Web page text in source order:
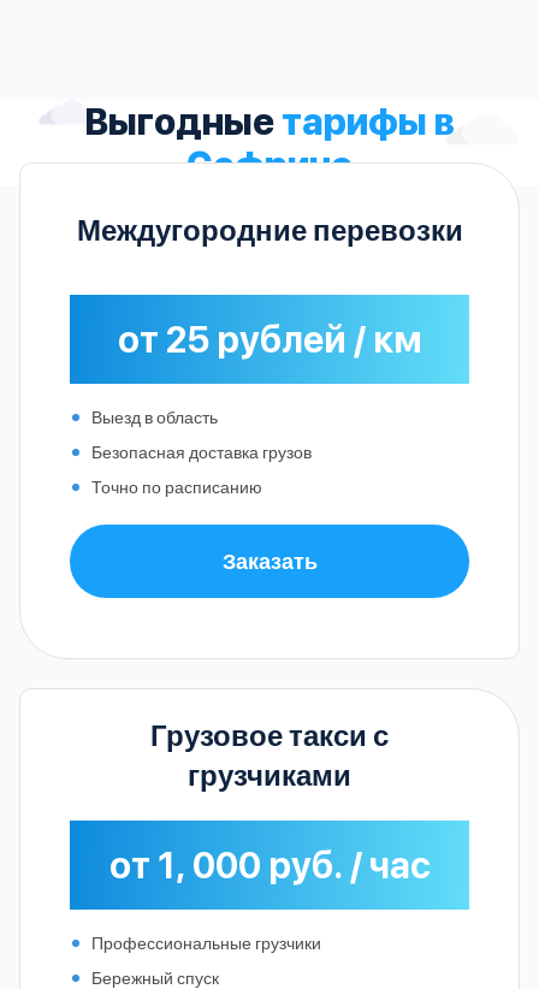
Выгодныетарифы в
Софрино
Междугородние перевозки
от 25 рублей / км
Выезд в область
Безопасная доставка грузов
Точно по расписанию
Заказать
Грузовое такси с
грузчиками
от 1, 000 руб. / час
Профессиональные грузчики
Бережный спуск